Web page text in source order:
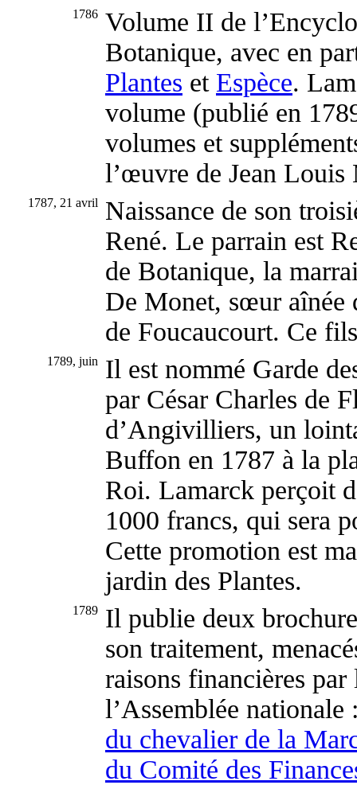
1786 Volume II de
Botanique, avec en
Plantes et Espèce.
volume (publié en
volumes et
l’œuvre de Jean Louis
1787, 21 avril
Naissance de son
René. Le parrain est
de Botanique, la
De Monet, sœur aînée
de Foucaucourt. Ce
1789, juin
Il est nommé Garde
par César Charles de
d’Angivilliers, un
Buffon en 1787 à la
Roi. Lamarck perçoit
1000 francs, qui sera
Cette promotion est
jardin des Plantes.
1789 Il publie deux
son traitement,
raisons financières
l’Assemblée nationale
du chevalier de la
du Comité des